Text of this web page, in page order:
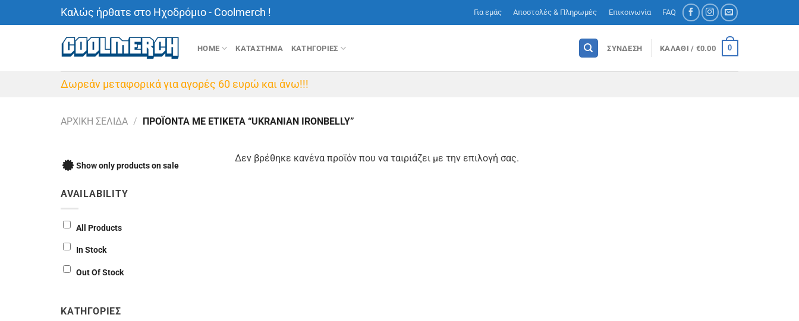
Καλώς ήρθατε στο Ηχοδρόμιο - Coolmerch ! Για εμάς Αποστολές & Πληρωμές Επικοινωνία FAQ
HOME ΚΑΤΑΣΤΗΜΑ ΚΑΤΗΓΟΡΙΕΣ ΣΎΝΔΕΣΗ ΚΑΛΆΘΙ / €0.00 0
Δωρεάν μεταφορικά για αγορές 60 ευρώ και άνω!!!
ΑΡΧΙΚΉ ΣΕΛΊΔΑ / ΠΡΟΪΌΝΤΑ ΜΕ ΕΤΙΚΈΤΑ “UKRANIAN IRONBELLY”
Show only products on sale
AVAILABILITY
All Products
In Stock
Out Of Stock
ΚΑΤΗΓΟΡΙΕΣ
Δεν βρέθηκε κανένα προϊόν που να ταιριάζει με την επιλογή σας.